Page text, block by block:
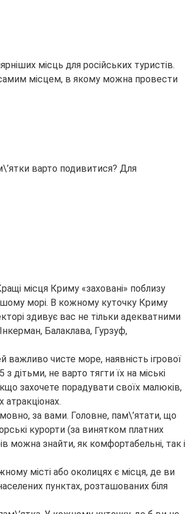
місць для російських туристів.
місцем, в якому можна провести
варто подивитися? Для
місця Криму «заховані» поблизу
морі. В кожному куточку Криму
здивує вас не тільки адекватними
Балаклава, Гурзуф,
важливо чисте море, наявність ігрової
дітьми, не варто тягти їх на міські
захочете порадувати своїх малюків,
за вами. Головне, пам\’ятати, що
курорти (за винятком платних
можна знайти, як комфортабельні, так і
місті або околицях є місця, де ви
пунктах, розташованих біля